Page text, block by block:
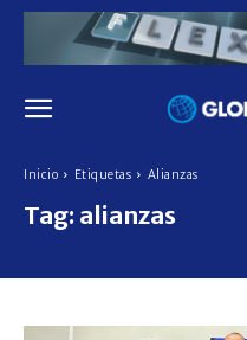
Inicio Etiquetas Alianzas
Tag: alianzas